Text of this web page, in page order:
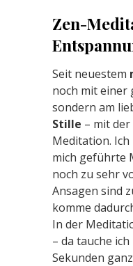
Zen-
Seit neuestem
noch mit einer
sondern am
Stille – mit
Meditation.
mich geführte
noch zu sehr
Ansagen sind
komme
In der
– da tauche
Sekunden